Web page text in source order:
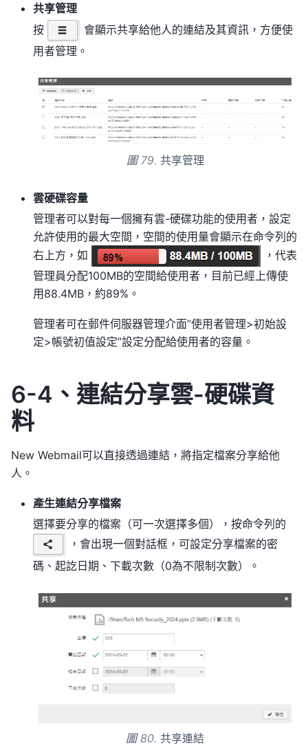
共享管理
按
會顯示共享給他人的連結及其資訊，方便使
用者管理。
圖 79. 共享管理
雲硬碟容量
管理者可以對每一個擁有雲-硬碟功能的使用者，設定
允許使用的最大空間，空間的使用量會顯示在命令列的
右上方，如
，代表
管理員分配100MB的空間給使用者，目前已經上傳使
用88.4MB，約89%。
管理者可在郵件伺服器管理介面”使用者管理>初始設
定>帳號初值設定”設定分配給使用者的容量。
6-4、連結分享雲-硬碟資
料
New Webmail可以直接透過連結，將指定檔案分享給他
人。
產生連結分享檔案
選擇要分享的檔案（可一次選擇多個），按命令列的
，會出現一個對話框，可設定分享檔案的密
碼、起訖日期、下載次數（0為不限制次數）。
圖 80. 共享連結